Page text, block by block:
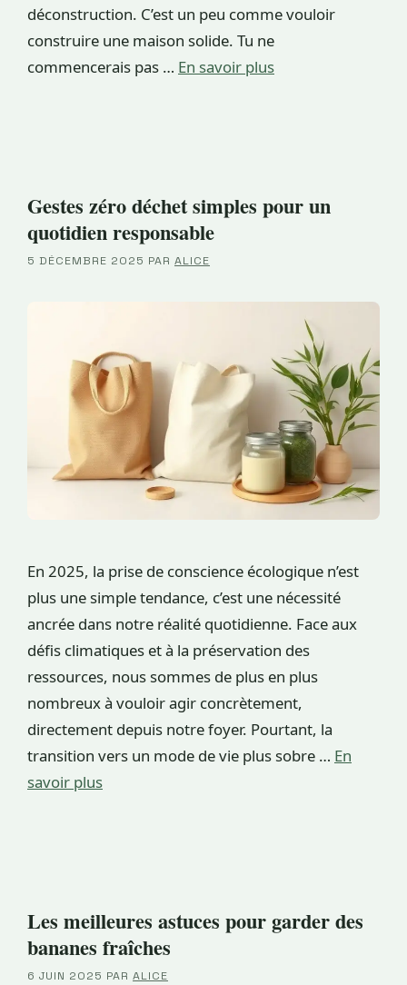
déconstruction. C’est un peu comme vouloir
construire une maison solide. Tu ne
commencerais pas … En savoir plus
Gestes zéro déchet simples pour un
quotidien responsable
5 DÉCEMBRE 2025 PAR ALICE
En 2025, la prise de conscience écologique n’est
plus une simple tendance, c’est une nécessité
ancrée dans notre réalité quotidienne. Face aux
défis climatiques et à la préservation des
ressources, nous sommes de plus en plus
nombreux à vouloir agir concrètement,
directement depuis notre foyer. Pourtant, la
transition vers un mode de vie plus sobre … En
savoir plus
Les meilleures astuces pour garder des
bananes fraîches
6 JUIN 2025 PAR ALICE